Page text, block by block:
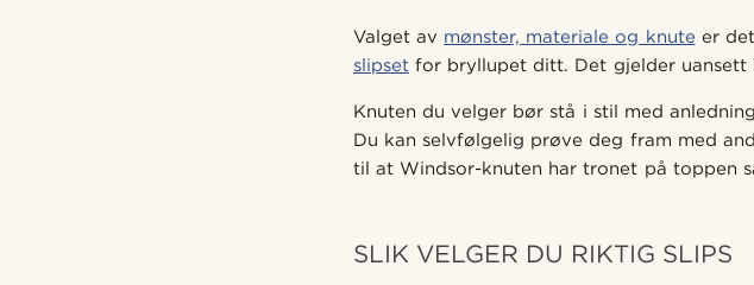
Valget av mønster, materiale og knute er
slipset for bryllupet ditt. Det gjelder uansett
Knuten du velger bør stå i stil med
Du kan selvfølgelig prøve deg fram med
til at Windsor-knuten har tronet på toppen
SLIK VELGER DU RIKTIG SLIPS